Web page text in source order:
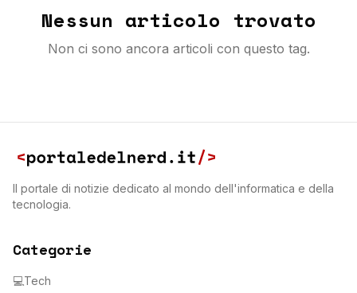
Nessun articolo trovato
Non ci sono ancora articoli con questo tag.
Il portale di notizie dedicato al mondo dell'informatica e della
tecnologia.
Categorie
💻Tech